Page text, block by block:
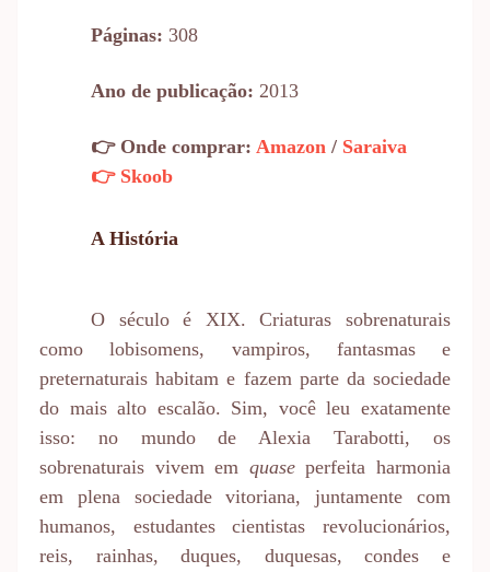
Páginas: 308
Ano de publicação:2013
👉 Onde comprar:Amazon/ Saraiva
👉 Skoob
A História
O século é XIX. Criaturas sobrenaturais
como lobisomens, vampiros, fantasmas e
preternaturais habitam e fazem parte da sociedade
do mais alto escalão. Sim, você leu exatamente
isso: no mundo de Alexia Tarabotti, os
sobrenaturais vivem em quaseperfeita harmonia
em plena sociedade vitoriana, juntamente com
humanos, estudantes cientistas revolucionários,
reis, rainhas, duques, duquesas, condes e